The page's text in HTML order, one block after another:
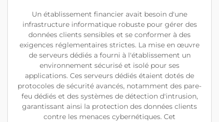
Un établissement financier avait besoin d'une
infrastructure informatique robuste pour gérer des
données clients sensibles et se conformer à des
exigences réglementaires strictes. La mise en œuvre
de serveurs dédiés a fourni à l'établissement un
environnement sécurisé et isolé pour ses
applications. Ces serveurs dédiés étaient dotés de
protocoles de sécurité avancés, notamment des pare-
feu dédiés et des systèmes de détection d'intrusion,
garantissant ainsi la protection des données clients
contre les menaces cybernétiques. Cet